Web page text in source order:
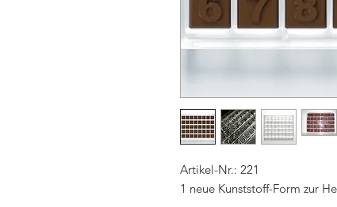
Artikel-Nr.: 221
1 neue Kunststoff-Form zur